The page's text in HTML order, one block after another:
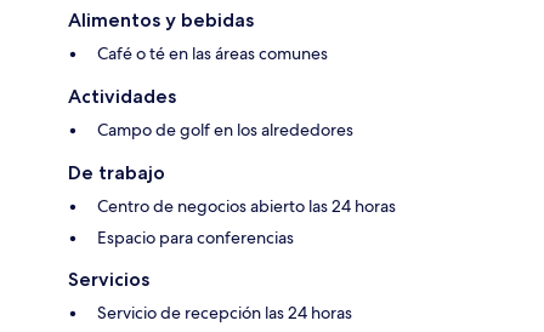
Alimentos y bebidas
Café o té en las áreas comunes
Actividades
Campo de golf en los alrededores
De trabajo
Centro de negocios abierto las 24 horas
Espacio para conferencias
Servicios
Servicio de recepción las 24 horas